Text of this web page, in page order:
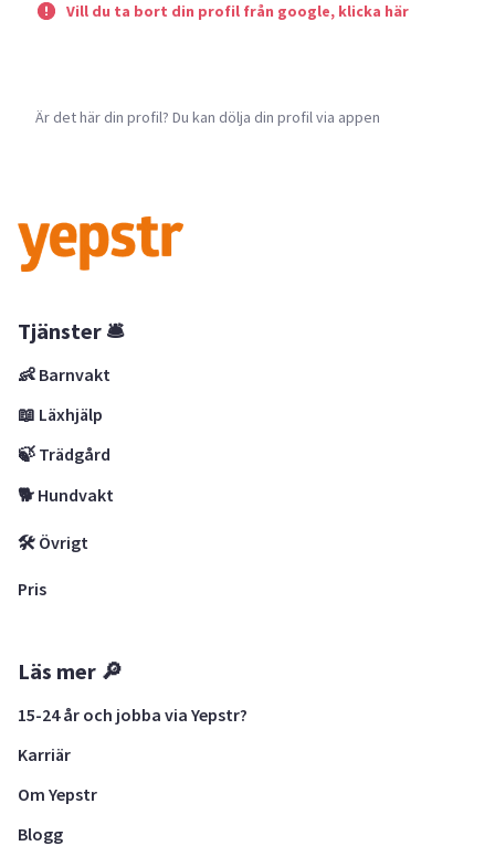
Vill du ta bort din profil från google, klicka här
Är det här din profil? Du kan dölja din profil via appen
Tjänster 🛎
👶 Barnvakt
📖 Läxhjälp
🍃 Trädgård
🐕 Hundvakt
🛠 Övrigt
Pris
Läs mer 🔎
15-24 år och jobba via Yepstr?
Karriär
Om Yepstr
Blogg